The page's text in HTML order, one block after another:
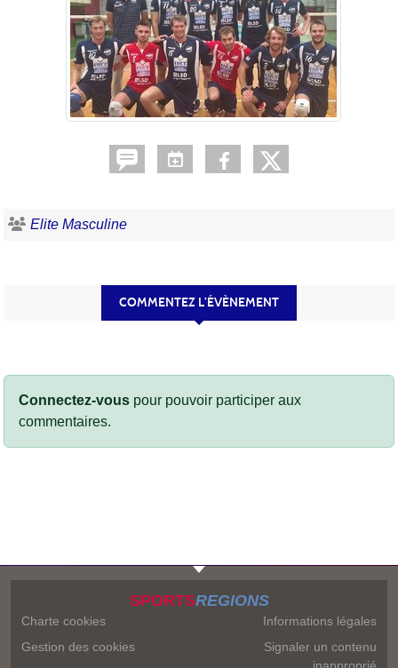
Elite Masculine
COMMENTEZ L’ÉVÈNEMENT
Connectez-vous pour pouvoir participer aux
commentaires.
SPORTSREGIONS
Charte cookies
Gestion des cookies
Informations légales
Signaler un contenu